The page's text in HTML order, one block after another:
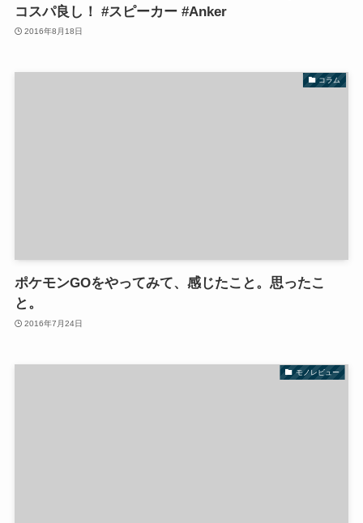
コスパ良し！ #スピーカー #Anker
2016年8月18日
コラム
ポケモンGOをやってみて、感じたこと。思ったこ
と。
2016年7月24日
モノレビュー